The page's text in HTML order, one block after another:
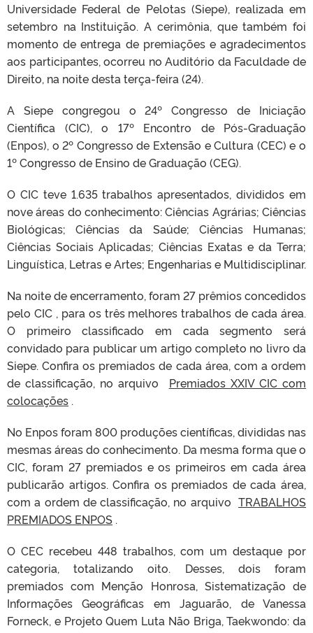
Universidade Federal de Pelotas (Siepe), realizada em
setembro na Instituição. A cerimônia, que também foi
momento de entrega de premiações e agradecimentos
aos participantes, ocorreu no Auditório da Faculdade de
Direito, na noite desta terça-feira (24).
A Siepe congregou o 24º Congresso de Iniciação
Científica (CIC), o 17º Encontro de Pós-Graduação
(Enpos), o 2º Congresso de Extensão e Cultura (CEC) e o
1º Congresso de Ensino de Graduação (CEG).
O CIC teve 1.635 trabalhos apresentados, divididos em
nove áreas do conhecimento: Ciências Agrárias; Ciências
Biológicas; Ciências da Saúde; Ciências Humanas;
Ciências Sociais Aplicadas; Ciências Exatas e da Terra;
Linguística, Letras e Artes; Engenharias e Multidisciplinar.
Na noite de encerramento, foram 27 prêmios concedidos
pelo CIC , para os três melhores trabalhos de cada área.
O primeiro classificado em cada segmento será
convidado para publicar um artigo completo no livro da
Siepe. Confira os premiados de cada área, com a ordem
de classificação, no arquivo Premiados XXIV CIC com
colocações .
No Enpos foram 800 produções científicas, divididas nas
mesmas áreas do conhecimento. Da mesma forma que o
CIC, foram 27 premiados e os primeiros em cada área
publicarão artigos. Confira os premiados de cada área,
com a ordem de classificação, no arquivo TRABALHOS
PREMIADOS ENPOS .
O CEC recebeu 448 trabalhos, com um destaque por
categoria, totalizando oito. Desses, dois foram
premiados com Menção Honrosa, Sistematização de
Informações Geográficas em Jaguarão, de Vanessa
Forneck, e Projeto Quem Luta Não Briga, Taekwondo: da